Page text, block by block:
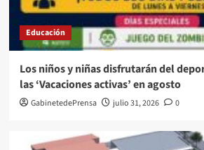
Educación
Los niños y niñas disfrutarán del
las ‘Vacaciones activas’ en agosto
GabinetedePrensa julio 31, 2026 0